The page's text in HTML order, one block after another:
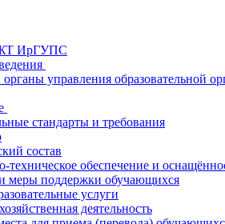
ИрГУПС
управления образовательной
стандарты и требования
состав
техническое обеспечение и
меры поддержки обучающихся
услуги
деятельность